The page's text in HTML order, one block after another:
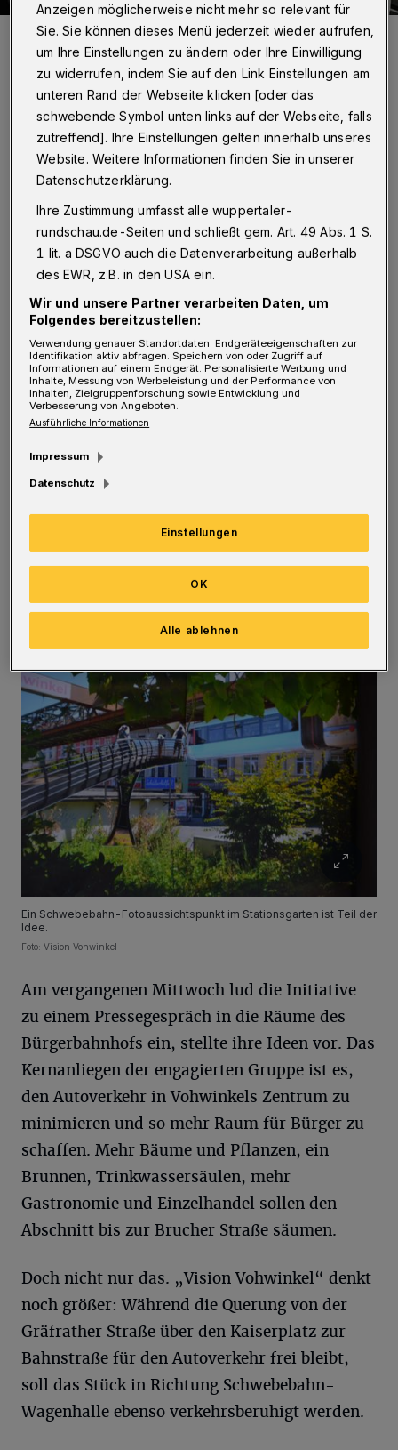
Annette Raabe, Axel Sindram, Hans-Peter Maurer (hinten von links)
sowie Uli Kopka, Horst Harguth, Michael Spitzer und Manfred Klee
bilden die Initative „Vision Vohwinkel“ und möchten aus der
Kaiserstraße eine Fußgängerzone machen.
Foto: Wuppertaler Rundschau/mivi
E ine verkehrsberuhigte Meile zum
Flanieren und Verweilen – so stellen sich
die Mitglieder der Initiative „Vision
Vohwinkel“ den Abschnitt der Kaiserstraße
zwischen Kaiserplatz und Brucher Straße in
Zukunft vor. Einen Namen für die ersehnte
Fußgängerzone gibt es schon:
„Das klingt doch richtig herrschaftlich“, sagt
Michael Spitzer, auf dessen Idee der autofreie
Bereich basiert. Bereits 2017 hatte er sie
erstmals geäußert. Fünf Jahre später und mit
sechs weiteren Mitstreitern an Bord, soll es
nun konkret werden.
Ein Schwebebahn-Fotoaussichtspunkt im Stationsgarten ist Teil der
Idee.
Foto: Vision Vohwinkel
Am vergangenen Mittwoch lud die Initiative
zu einem Pressegespräch in die Räume des
Bürgerbahnhofs ein, stellte ihre Ideen vor. Das
Kernanliegen der engagierten Gruppe ist es,
den Autoverkehr in Vohwinkels Zentrum zu
minimieren und so mehr Raum für Bürger zu
schaffen. Mehr Bäume und Pflanzen, ein
Brunnen, Trinkwassersäulen, mehr
Gastronomie und Einzelhandel sollen den
Abschnitt bis zur Brucher Straße säumen.
Doch nicht nur das. „Vision Vohwinkel“ denkt
noch größer: Während die Querung von der
Gräfrather Straße über den Kaiserplatz zur
Bahnstraße für den Autoverkehr frei bleibt,
soll das Stück in Richtung Schwebebahn-
Wagenhalle ebenso verkehrsberuhigt werden.
Anzeigen möglicherweise nicht mehr so relevant für
Sie. Sie können dieses Menü jederzeit wieder aufrufen,
um Ihre Einstellungen zu ändern oder Ihre Einwilligung
zu widerrufen, indem Sie auf den Link Einstellungen am
unteren Rand der Webseite klicken [oder das
schwebende Symbol unten links auf der Webseite, falls
zutreffend]. Ihre Einstellungen gelten innerhalb unseres
Website. Weitere Informationen finden Sie in unserer
Datenschutzerklärung.
Ihre Zustimmung umfasst alle wuppertaler-
rundschau.de-Seiten und schließt gem. Art. 49 Abs. 1 S.
1 lit. a DSGVO auch die Datenverarbeitung außerhalb
des EWR, z.B. in den USA ein.
Wir und unsere Partner verarbeiten Daten, um
Folgendes bereitzustellen:
Verwendung genauer Standortdaten. Endgeräteeigenschaften zur
Identifikation aktiv abfragen. Speichern von oder Zugriff auf
Informationen auf einem Endgerät. Personalisierte Werbung und
Inhalte, Messung von Werbeleistung und der Performance von
Inhalten, Zielgruppenforschung sowie Entwicklung und
Verbesserung von Angeboten.
Ausführliche Informationen
Impressum
Datenschutz
Einstellungen
Alle ablehnen
OK